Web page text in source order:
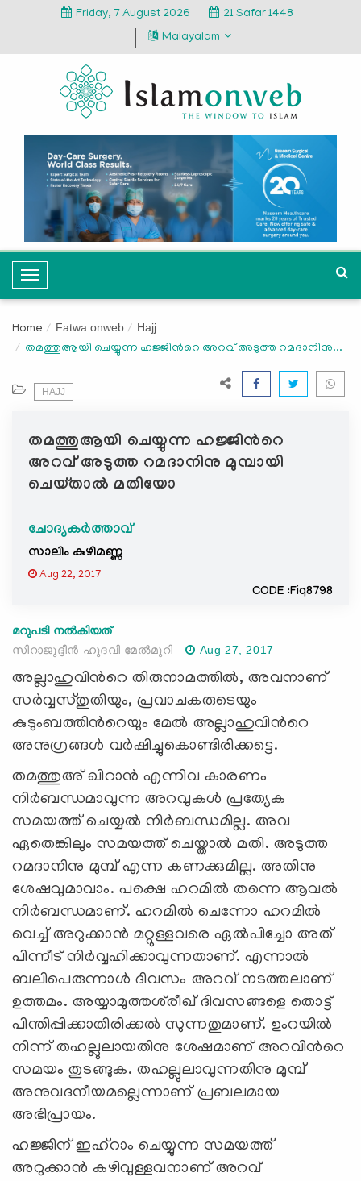
Friday, 7 August 2026
21 Safar 1448
Malayalam
T
o
g
l
v
g
a
i
o
n
Home Fatwa onweb Hajj
തമത്തുആയി ചെയ്യുന്ന ഹജ്ജിന്‍റെ അറവ് അടുത്ത റമദാനിനു...
HAJJ
തമത്തുആയി ചെയ്യുന്ന ഹജ്ജിന്‍റെ
അറവ് അടുത്ത റമദാനിനു മുമ്പായി
ചെയ്താല്‍ മതിയോ
ചോദ്യകർത്താവ്
സാലിം കുഴിമണ്ണ
Aug 22, 2017
CODE :Fiq8798
മറുപടി നൽകിയത്
സിറാജുദ്ദീന്‍ ഹുദവി മേല്‍മുറി
Aug 27, 2017
അല്ലാഹുവിന്‍റെ തിരുനാമത്തില്‍, അവനാണ്
സര്‍വ്വസ്തുതിയും, പ്രവാചകരുടെയും
കുടുംബത്തിന്‍റെയും മേല്‍ അല്ലാഹുവിന്‍റെ
അനുഗ്രങ്ങള്‍ വര്‍ഷിച്ചുകൊണ്ടിരിക്കട്ടെ.
തമത്തുഅ് ഖിറാന്‍ എന്നിവ കാരണം
നിര്‍ബന്ധമാവുന്ന അറവുകള്‍ പ്രത്യേക
സമയത്ത് ചെയ്യല്‍ നിര്‍ബന്ധമില്ല. അവ
ഏതെങ്കിലും സമയത്ത് ചെയ്താല്‍ മതി. അടുത്ത
റമദാനിനു മുമ്പ് എന്ന കണക്കുമില്ല. അതിനു
ശേഷവുമാവാം. പക്ഷെ ഹറമില്‍ തന്നെ ആവല്‍
നിര്‍ബന്ധമാണ്. ഹറമില്‍ ചെന്നോ ഹറമില്‍
വെച്ച് അറുക്കാന്‍ മറ്റുള്ളവരെ ഏല്‍പിച്ചോ അത്
പിന്നീട് നിര്‍വ്വഹിക്കാവുന്നതാണ്. എന്നാല്‍
ബലിപെരുന്നാള്‍ ദിവസം അറവ് നടത്തലാണ്
ഉത്തമം. അയ്യാമുത്തശ്‍രീഖ് ദിവസങ്ങളെ തൊട്ട്
പിന്തിപ്പിക്കാതിരിക്കല്‍ സുന്നതുമാണ്. ഉംറയില്‍
നിന്ന് തഹല്ലുലായതിനു ശേഷമാണ് അറവിന്‍റെ
സമയം തുടങ്ങുക. തഹല്ലുലാവുന്നതിനു മുമ്പ്
അനുവദനീയമല്ലെന്നാണ് പ്രബലമായ
അഭിപ്രായം.
ഹജ്ജിന് ഇഹ്റാം ചെയ്യുന്ന സമയത്ത്
അറുക്കാന്‍ കഴിവുള്ളവനാണ് അറവ്